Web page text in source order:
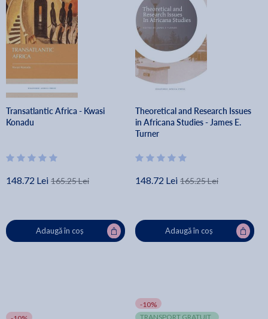
Transatlantic Africa - Kwasi
Konadu
148.72 Lei 165.25 Lei
Adaugă în coș
Theoretical and Research Issues
in Africana Studies - James E.
Turner
148.72 Lei 165.25 Lei
Adaugă în coș
-10%
TRANSPORT GRATUIT